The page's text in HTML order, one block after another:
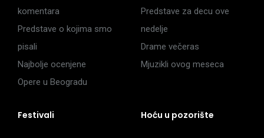
komentara
Predstave o kojima smo
pisali
Najbolje ocenjene
Opere u Beogradu
Predstave za decu ove
nedelje
Drame večeras
Mjuzikli ovog meseca
Festivali Hoću u pozorište